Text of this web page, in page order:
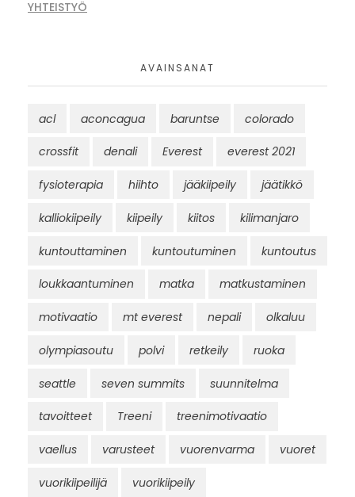
YHTEISTYÖ
AVAINSANAT
acl aconcagua baruntse colorado
crossfit denali Everest everest 2021
fysioterapia hiihto jääkiipeily jäätikkö
kalliokiipeily kiipeily kiitos kilimanjaro
kuntouttaminen kuntoutuminen kuntoutus
loukkaantuminen matka matkustaminen
motivaatio mt everest nepali olkaluu
olympiasoutu polvi retkeily ruoka
seattle seven summits suunnitelma
tavoitteet Treeni treenimotivaatio
vaellus varusteet vuorenvarma vuoret
vuorikiipeilijä vuorikiipeily